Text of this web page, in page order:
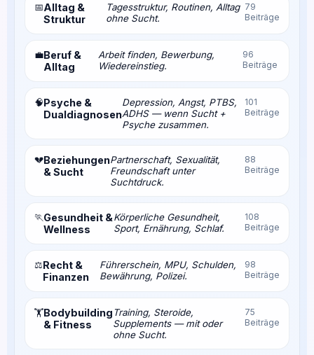
📅Alltag &
Struktur
Tagesstruktur, Routinen, Alltag
ohne Sucht.
79
Beiträge
💼Beruf &
Alltag
Arbeit finden, Bewerbung,
Wiedereinstieg.
96
Beiträge
🧠Psyche &
Dualdiagnosen
Depression, Angst, PTBS,
ADHS — wenn Sucht +
Psyche zusammen.
101
Beiträge
💔Beziehungen
& Sucht
Partnerschaft, Sexualität,
Freundschaft unter
Suchtdruck.
88
Beiträge
🏃Gesundheit &
Wellness
Körperliche Gesundheit,
Sport, Ernährung, Schlaf.
108
Beiträge
⚖️Recht &
Finanzen
Führerschein, MPU, Schulden,
Bewährung, Polizei.
98
Beiträge
🏋️Bodybuilding
& Fitness
Training, Steroide,
Supplements — mit oder
ohne Sucht.
75
Beiträge